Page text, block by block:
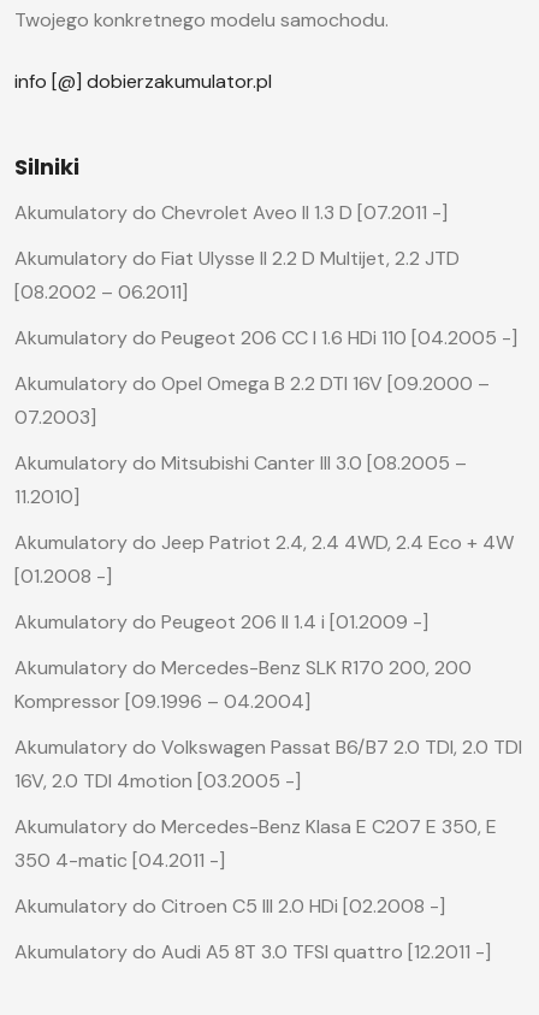
Twojego konkretnego modelu samochodu.
info [@] dobierzakumulator.pl
Silniki
Akumulatory do Chevrolet Aveo II 1.3 D [07.2011 -]
Akumulatory do Fiat Ulysse II 2.2 D Multijet, 2.2 JTD
[08.2002 – 06.2011]
Akumulatory do Peugeot 206 CC I 1.6 HDi 110 [04.2005 -]
Akumulatory do Opel Omega B 2.2 DTI 16V [09.2000 –
07.2003]
Akumulatory do Mitsubishi Canter III 3.0 [08.2005 –
11.2010]
Akumulatory do Jeep Patriot 2.4, 2.4 4WD, 2.4 Eco + 4W
[01.2008 -]
Akumulatory do Peugeot 206 II 1.4 i [01.2009 -]
Akumulatory do Mercedes-Benz SLK R170 200, 200
Kompressor [09.1996 – 04.2004]
Akumulatory do Volkswagen Passat B6/B7 2.0 TDI, 2.0 TDI
16V, 2.0 TDI 4motion [03.2005 -]
Akumulatory do Mercedes-Benz Klasa E C207 E 350, E
350 4-matic [04.2011 -]
Akumulatory do Citroen C5 III 2.0 HDi [02.2008 -]
Akumulatory do Audi A5 8T 3.0 TFSI quattro [12.2011 -]